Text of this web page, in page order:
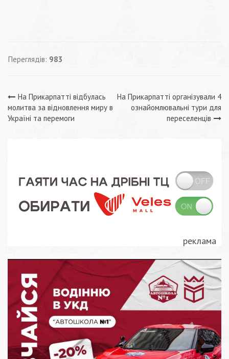
Переглядів: 983
Навігація
записів
На Прикарпатті відбулась
молитва за відновлення миру в
Україні та перемоги
На Прикарпатті організували 4
ознайомлювальні тури для
переселенців